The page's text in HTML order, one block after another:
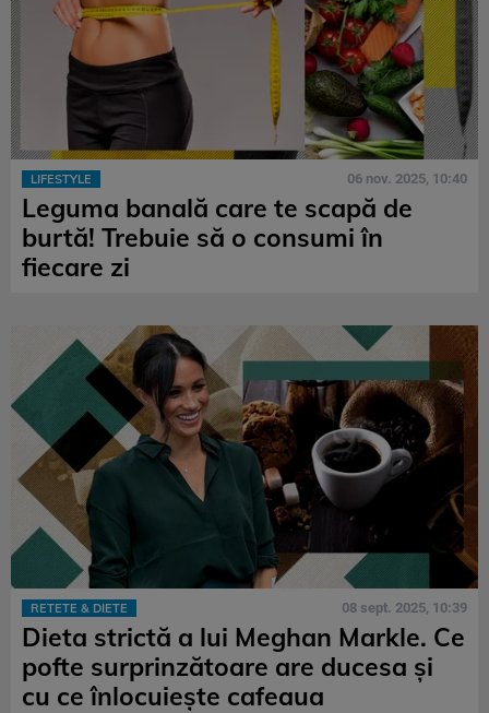
LIFESTYLE 06 nov. 2025, 10:40
Leguma banală care te scapă de
burtă! Trebuie să o consumi în
fiecare zi
RETETE & DIETE 08 sept. 2025, 10:39
Dieta strictă a lui Meghan Markle. Ce
pofte surprinzătoare are ducesa și
cu ce înlocuiește cafeaua